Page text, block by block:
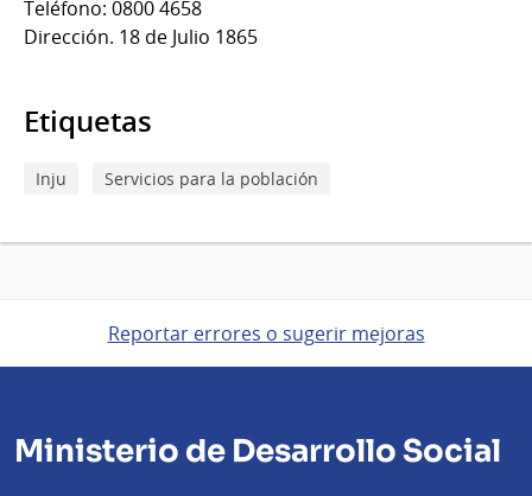
Teléfono: 0800 4658
Dirección. 18 de Julio 1865
Etiquetas
Inju Servicios para la población
Reportar errores o sugerir mejoras
Ministerio de Desarrollo Social